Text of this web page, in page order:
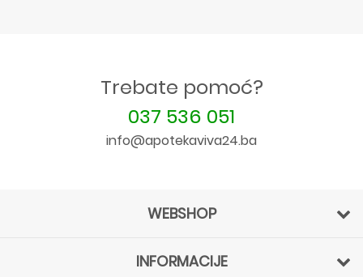
Trebate pomoć?
037 536 051
info@apotekaviva24.ba
WEBSHOP
INFORMACIJE